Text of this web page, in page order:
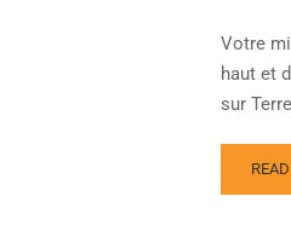
Votre
haut et
sur